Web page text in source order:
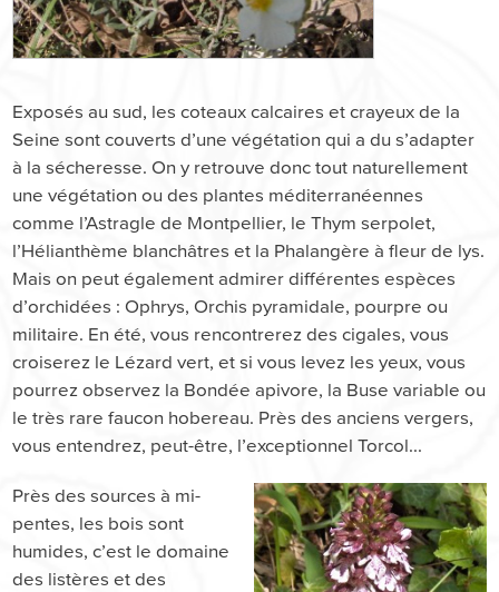
Exposés au sud, les coteaux calcaires et crayeux de la
Seine sont couverts d’une végétation qui a du s’adapter
à la sécheresse. On y retrouve donc tout naturellement
une végétation ou des plantes méditerranéennes
comme l’Astragle de Montpellier, le Thym serpolet,
l’Hélianthème blanchâtres et la Phalangère à fleur de lys.
Mais on peut également admirer différentes espèces
d’orchidées : Ophrys, Orchis pyramidale, pourpre ou
militaire. En été, vous rencontrerez des cigales, vous
croiserez le Lézard vert, et si vous levez les yeux, vous
pourrez observez la Bondée apivore, la Buse variable ou
le très rare faucon hobereau. Près des anciens vergers,
vous entendrez, peut-être, l’exceptionnel Torcol...
Près des sources à mi-
pentes, les bois sont
humides, c’est le domaine
des listères et des